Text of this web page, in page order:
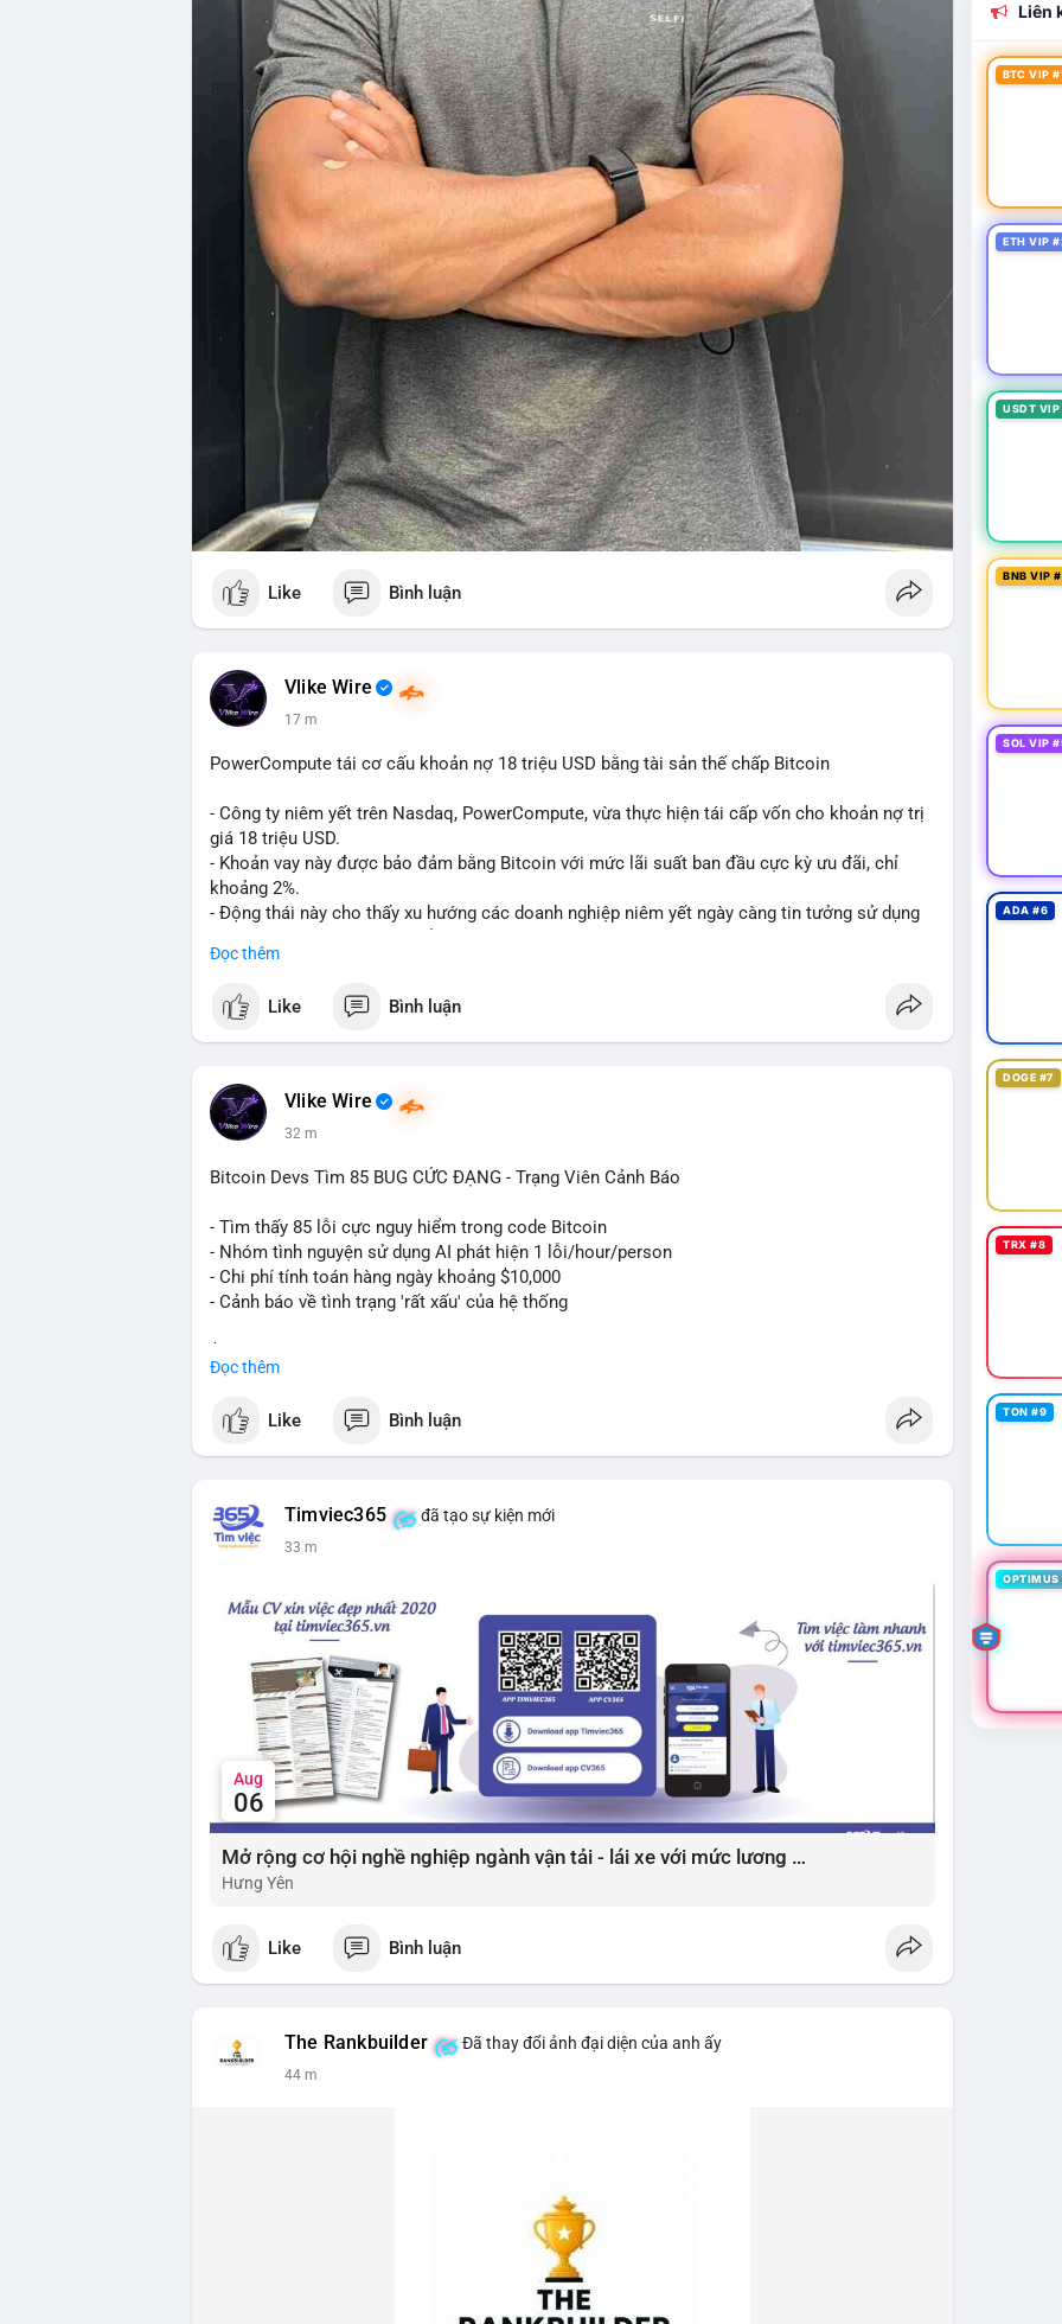
Like Bình luận
Vlike Wire
17 m
PowerCompute tái cơ cấu khoản nợ 18 triệu USD bằng tài sản thế chấp Bitcoin
- Công ty niêm yết trên Nasdaq, PowerCompute, vừa thực hiện tái cấp vốn cho khoản nợ trị
giá 18 triệu USD.
- Khoản vay này được bảo đảm bằng Bitcoin với mức lãi suất ban đầu cực kỳ ưu đãi, chỉ
khoảng 2%.
- Động thái này cho thấy xu hướng các doanh nghiệp niêm yết ngày càng tin tưởng sử dụng
$btc
#vlikevn
📰 Nguồn: Cointelegraph
Đọc thêm
Like Bình luận
Vlike Wire
32 m
Bitcoin Devs Tìm 85 BUG CỨC ĐẠNG - Trạng Viên Cảnh Báo
- Tìm thấy 85 lỗi cực nguy hiểm trong code Bitcoin
- Nhóm tình nguyện sử dụng AI phát hiện 1 lỗi/hour/person
- Chi phí tính toán hàng ngày khoảng $10,000
- Cảnh báo về tình trạng 'rất xấu' của hệ thống
📰 Nguồn: CoinDesk
Đọc thêm
Like Bình luận
Timviec365 đã tạo sự kiện mới
33 m
Aug
06
Mở rộng cơ hội nghề nghiệp ngành vận tải - lái xe với mức lương bứt phá ?
Hưng Yên
Like Bình luận
The Rankbuilder Đã thay đổi ảnh đại diện của anh ấy
44 m
Liên
BTC VIP
ETH VIP
USDT
BNB VIP
SOL VIP
ADA #6
DOGE #7
TRX #8
TON #9
OPTIMUS